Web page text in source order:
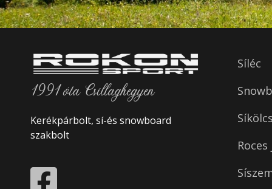
1991 óta Csillaghegyen
Kerékpárbolt, sí-és snowboard
szakbolt
Síléc